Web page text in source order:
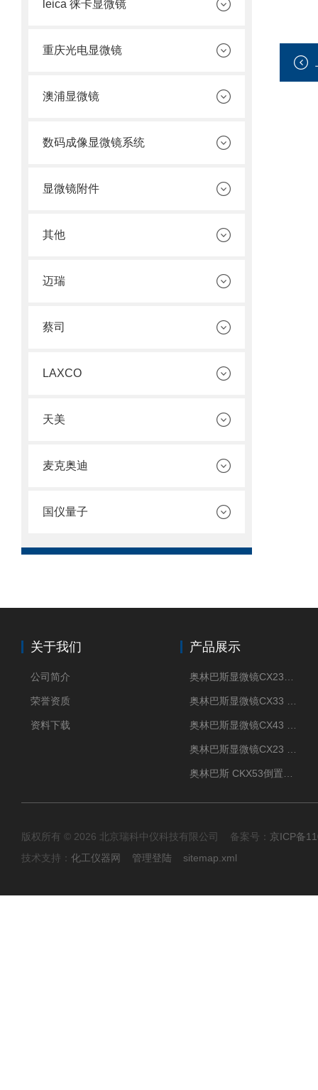
leica 徕卡显微镜
重庆光电显微镜
澳浦显微镜
数码成像显微镜系统
显微镜附件
其他
迈瑞
蔡司
LAXCO
天美
麦克奥迪
国仪量子
关于我们
公司简介
荣誉资质
资料下载
产品展示
版权所有 © 2026 北京瑞科中仪科技有限公司 备案号： 京ICP备
技术支持： 化工仪器网 管理登陆 sitemap.xml